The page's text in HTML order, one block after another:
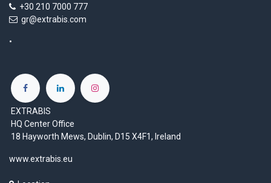
+30 210 7000 777
gr@extrabis.com
EXTRABIS
HQ Center Office
18 Hayworth Mews, Dublin, D15 X4F1, Ireland
www.extrabis.eu